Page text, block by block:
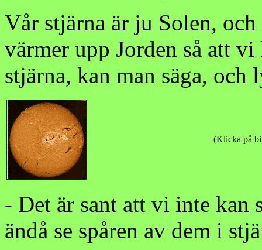
Vår stjärna är ju Solen,
värmer upp Jorden så att
stjärna, kan man säga,
(Klicka på
- Det är sant att vi inte kan
ändå se spåren av dem i